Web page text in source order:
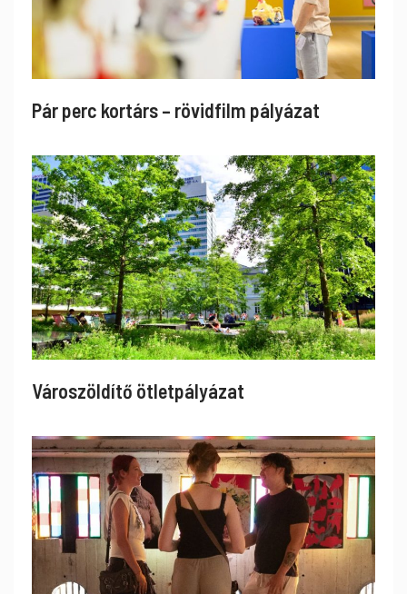
Pár perc kortárs – rövidfilm pályázat
Városzöldítő ötletpályázat